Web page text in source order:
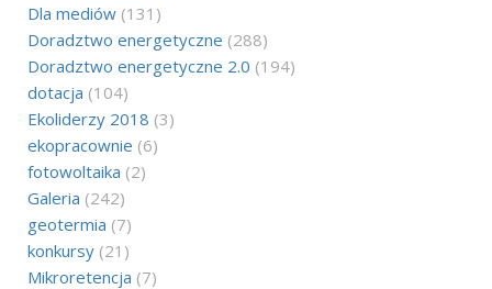
Dla mediów (131)
Doradztwo energetyczne (288)
Doradztwo energetyczne 2.0 (194)
dotacja (104)
Ekoliderzy 2018 (3)
ekopracownie (6)
fotowoltaika (2)
Galeria (242)
geotermia (7)
konkursy (21)
Mikroretencja (7)